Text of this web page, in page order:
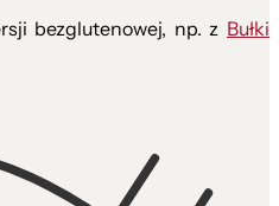
bezglutenowej, np. z Bułki